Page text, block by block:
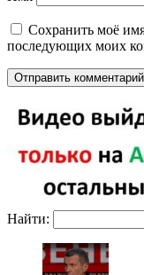
Сохранить моё
последующих моих
Найти: